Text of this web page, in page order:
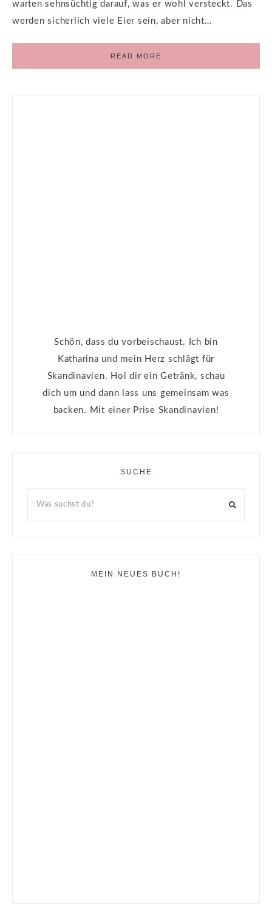
warten sehnsüchtig darauf, was er wohl versteckt. Das
werden sicherlich viele Eier sein, aber nicht…
READ MORE
Schön, dass du vorbeischaust. Ich bin
Katharina und mein Herz schlägt für
Skandinavien. Hol dir ein Getränk, schau
dich um und dann lass uns gemeinsam was
backen. Mit einer Prise Skandinavien!
SUCHE
MEIN NEUES BUCH!